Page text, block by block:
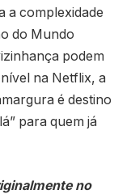
a complexidade
do Mundo
podem
na Netflix, a
é destino
para quem já
no